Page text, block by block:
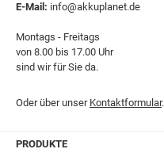
E-Mail: info@akkuplanet.de
Montags - Freitags
von 8.00 bis 17.00 Uhr
sind wir für Sie da.
Oder über unser Kontaktformular.
PRODUKTE